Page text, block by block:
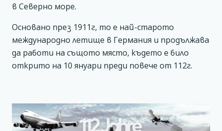
в Северно море.
Основано през 1911г, то е най-старото
международно летище в Германия и продължава
да работи на същото място, където е било
открито на 10 януари преди повече от 112г.